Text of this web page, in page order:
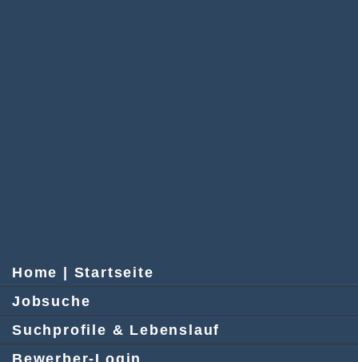
Home | Startseite
Jobsuche
Suchprofile & Lebenslauf
Bewerber-Login